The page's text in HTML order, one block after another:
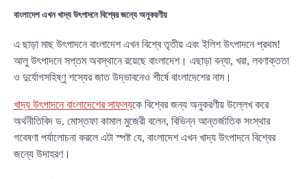
বাংলাদেশ এখন খাদ্য উৎপাদনে বিশ্বের জন্যে অনুকরণীয়
এ ছাড়া মাছ উৎপাদনে বাংলাদেশ এখন বিশ্বে তৃতীয় এবং ইলিশ উৎপাদনে প্রথম!
আলু উৎপাদনে সপ্তম অবস্থানে রয়েছে বাংলাদেশ। এছাড়া বন্যা, খরা, লবণাক্ততা
ও দুর্যোগসহিষ্ণু শস্যের জাত উদ্ভাবনেও শীর্ষে বাংলাদেশের নাম।
খাদ্য উৎপাদনে বাংলাদেশের সাফল্যকে বিশ্বের জন্য অনুকরণীয় উল্লেখ করে
অর্থনীতিবিদ ড. মোস্তফা কামাল মুজেরী বলেন, বিভিন্ন আন্তর্জাতিক সংস্থার
গবেষণা পর্যালোচনা করলে এটা স্পষ্ট যে, বাংলাদেশ এখন খাদ্য উৎপাদনে বিশ্বের
জন্যে উদাহরণ।